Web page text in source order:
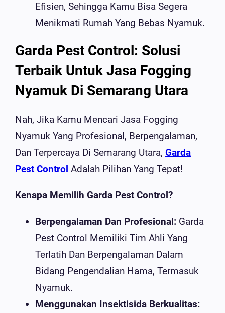
Efisien, Sehingga Kamu Bisa Segera
Menikmati Rumah Yang Bebas Nyamuk.
Garda Pest Control: Solusi
Terbaik Untuk Jasa Fogging
Nyamuk Di Semarang Utara
Nah, Jika Kamu Mencari Jasa Fogging
Nyamuk Yang Profesional, Berpengalaman,
Dan Terpercaya Di Semarang Utara, Garda
Pest Control Adalah Pilihan Yang Tepat!
Kenapa Memilih Garda Pest Control?
Berpengalaman Dan Profesional: Garda
Pest Control Memiliki Tim Ahli Yang
Terlatih Dan Berpengalaman Dalam
Bidang Pengendalian Hama, Termasuk
Nyamuk.
Menggunakan Insektisida Berkualitas: